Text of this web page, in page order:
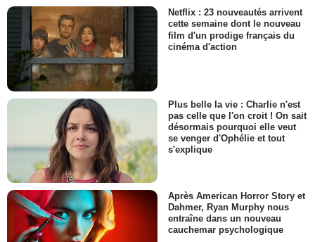
Netflix : 23 nouveautés arrivent
cette semaine dont le nouveau
film d'un prodige français du
cinéma d'action
Plus belle la vie : Charlie n'est
pas celle que l'on croit ! On sait
désormais pourquoi elle veut
se venger d'Ophélie et tout
s'explique
Après American Horror Story et
Dahmer, Ryan Murphy nous
entraîne dans un nouveau
cauchemar psychologique